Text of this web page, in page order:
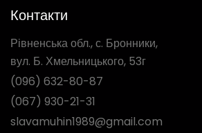
Контакти
Рівненська обл., с. Бронники,
вул. Б. Хмельницького, 53г
(096) 632-80-87
(067) 930-21-31
slavamuhin1989@gmail.com